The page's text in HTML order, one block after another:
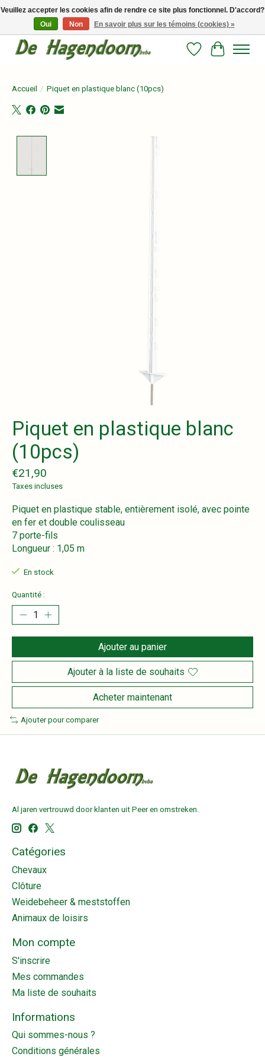
Persoonlijk advies en betrouwbare voeding voor jouw paard!
Liste dePanier
Accueil / Piquet en plastique blanc (10pcs)
Product image slideshow Items
Piquet en plastique blanc
(10pcs)
€21,90
Taxes incluses
Piquet en plastique stable, entièrement isolé, avec pointe
en fer et double coulisseau
7 porte-fils
Longueur : 1,05 m
En stock
Quantité :
Ajouter au panier
Ajouter à la liste de souhaits
Acheter maintenant
Ajouter pour comparer
Al jaren vertrouwd door klanten uit Peer en omstreken.
Catégories
Chevaux
Clôture
Weidebeheer & meststoffen
Animaux de loisirs
Mon compte
S'inscrire
Mes commandes
Ma liste de souhaits
Informations
Qui sommes-nous ?
Conditions générales
Veuillez accepter les cookies afin de rendre ce site plus fonctionnel. D'accord?
Oui
Non En savoir plus sur les témoins (cookies) »